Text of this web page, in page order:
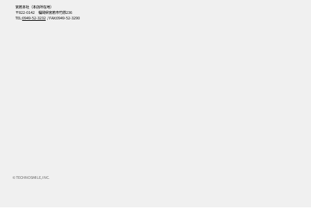
宮若本社（本店所在地）
〒822-0142 福岡県宮若市竹原236
TEL:0949-52-3232/ FAX:0949-52-3290
© TECHNOSMILE, INC.